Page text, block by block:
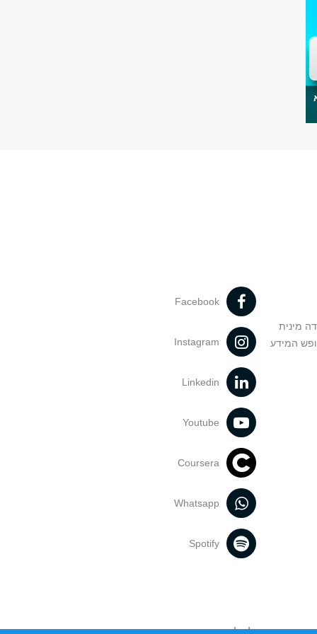
מינית
המידע
Facebook
Instagram
Linkedin
Youtube
Coursera
Whatsapp
Spotify
בתכנים אלה לדעתך מפר זכויות